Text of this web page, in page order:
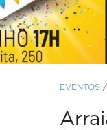
EVENTOS /